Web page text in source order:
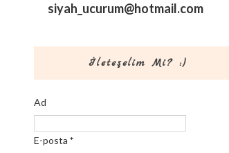
siyah_ucurum@hotmail.com
İleteşelim Mi? :)
Ad
E-posta *